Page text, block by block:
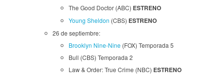
The Good Doctor (ABC) ESTRENO
Young Sheldon (CBS) ESTRENO
26 de septiembre:
Brooklyn Nine-Nine (FOX) Temporada 5
Bull (CBS) Temporada 2
Law & Order: True Crime (NBC) ESTRENO